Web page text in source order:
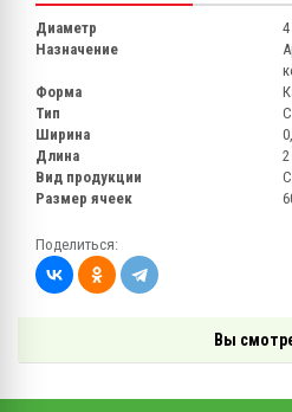
Диаметр
Назначение
Форма
Тип
Ширина
Длина
Вид продукции
Размер ячеек
Поделиться:
Вы